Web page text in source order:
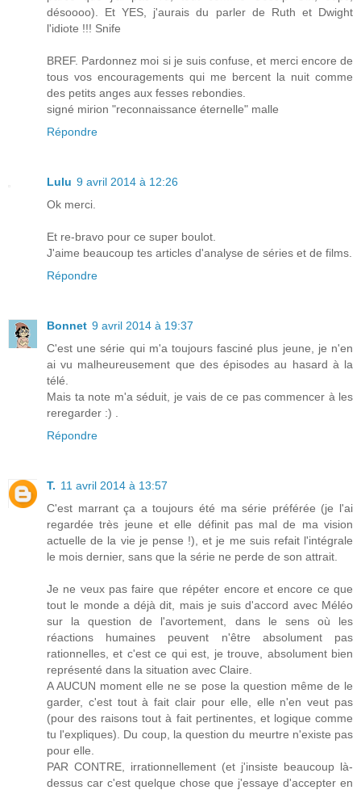
désoooo). Et YES, j'aurais du parler de Ruth et Dwight
l'idiote !!! Snife
BREF. Pardonnez moi si je suis confuse, et merci encore de
tous vos encouragements qui me bercent la nuit comme
des petits anges aux fesses rebondies.
signé mirion "reconnaissance éternelle" malle
Répondre
Lulu 9 avril 2014 à 12:26
Ok merci.
Et re-bravo pour ce super boulot.
J'aime beaucoup tes articles d'analyse de séries et de films.
Répondre
Bonnet 9 avril 2014 à 19:37
C'est une série qui m'a toujours fasciné plus jeune, je n'en
ai vu malheureusement que des épisodes au hasard à la
télé.
Mais ta note m'a séduit, je vais de ce pas commencer à les
reregarder :) .
Répondre
T. 11 avril 2014 à 13:57
C'est marrant ça a toujours été ma série préférée (je l'ai
regardée très jeune et elle définit pas mal de ma vision
actuelle de la vie je pense !), et je me suis refait l'intégrale
le mois dernier, sans que la série ne perde de son attrait.
Je ne veux pas faire que répéter encore et encore ce que
tout le monde a déjà dit, mais je suis d'accord avec Méléo
sur la question de l'avortement, dans le sens où les
réactions humaines peuvent n'être absolument pas
rationnelles, et c'est ce qui est, je trouve, absolument bien
représenté dans la situation avec Claire.
A AUCUN moment elle ne se pose la question même de le
garder, c'est tout à fait clair pour elle, elle n'en veut pas
(pour des raisons tout à fait pertinentes, et logique comme
tu l'expliques). Du coup, la question du meurtre n'existe pas
pour elle.
PAR CONTRE, irrationnellement (et j'insiste beaucoup là-
dessus car c'est quelque chose que j'essaye d'accepter en